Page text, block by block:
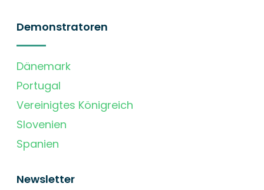
Demonstratoren
Dänemark
Portugal
Vereinigtes Königreich
Slovenien
Spanien
Newsletter